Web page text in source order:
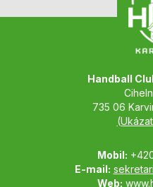
Handball
735 06
Mobil:
E-mail:
Web: